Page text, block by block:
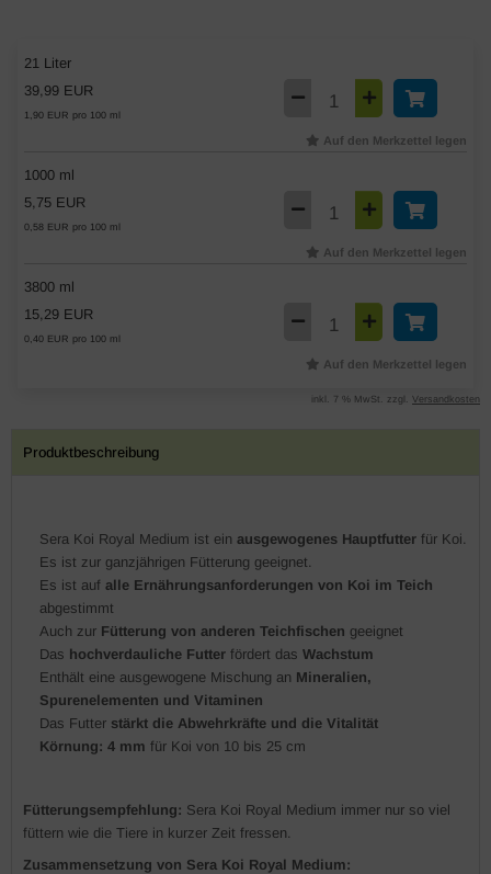
21 Liter
39,99 EUR
1,90 EUR pro 100 ml
Auf den Merkzettel legen
1000 ml
5,75 EUR
0,58 EUR pro 100 ml
Auf den Merkzettel legen
3800 ml
15,29 EUR
0,40 EUR pro 100 ml
Auf den Merkzettel legen
inkl. 7 % MwSt. zzgl. Versandkosten
Produktbeschreibung
Sera Koi Royal Medium ist ein ausgewogenes Hauptfutter für Koi.
Es ist zur ganzjährigen Fütterung geeignet.
Es ist auf alle Ernährungsanforderungen von Koi im Teich
abgestimmt
Auch zur Fütterung von anderen Teichfischen geeignet
Das hochverdauliche Futter fördert das Wachstum
Enthält eine ausgewogene Mischung an Mineralien,
Spurenelementen und Vitaminen
Das Futter stärkt die Abwehrkräfte und die Vitalität
Körnung: 4 mm für Koi von 10 bis 25 cm
Fütterungsempfehlung: Sera Koi Royal Medium immer nur so viel
füttern wie die Tiere in kurzer Zeit fressen.
Zusammensetzung von Sera Koi Royal Medium: